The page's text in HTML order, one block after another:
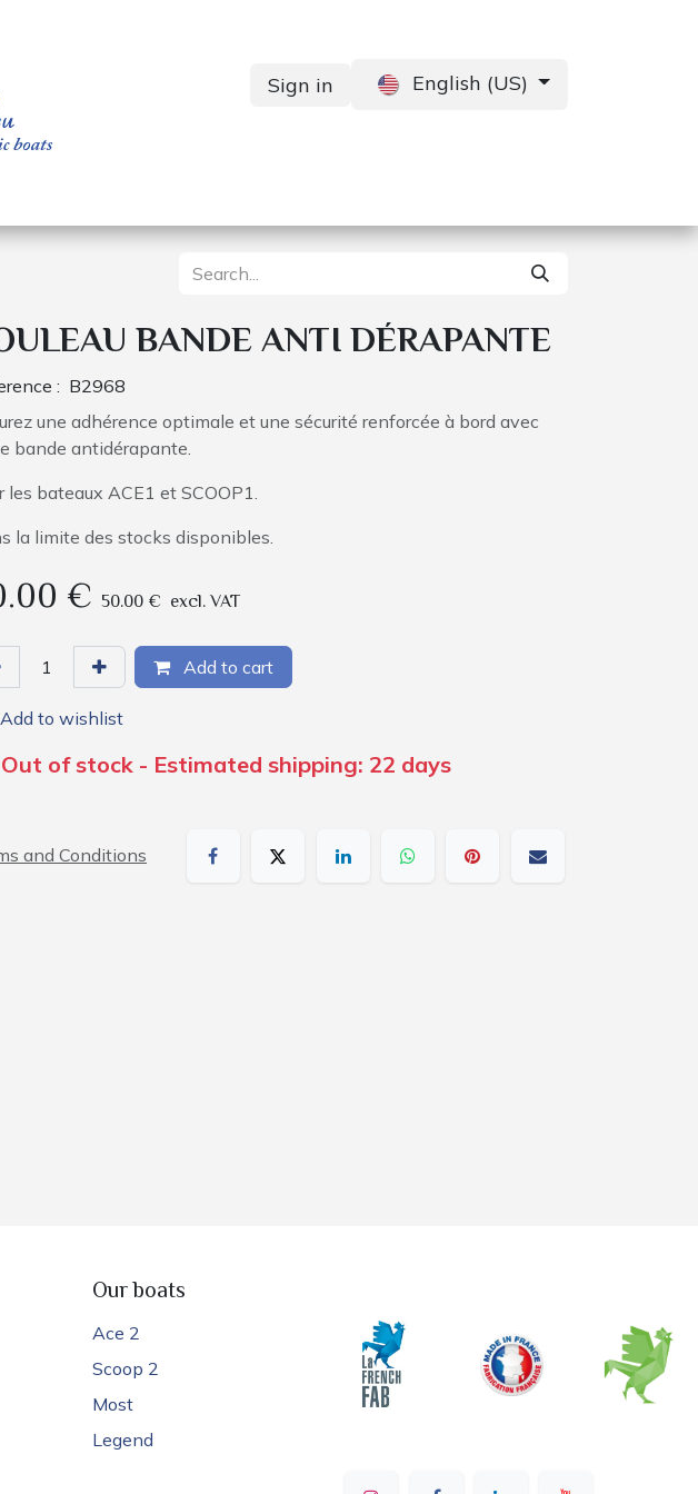
Sign in English (US)
BANDE ANTI DÉRAPANTE
: B2968
une adhérence optimale et une sécurité renforcée à bord avec
bande antidérapante.
les bateaux ACE1 et SCOOP1.
la limite des stocks disponibles.
€ 50.00 € excl. VAT
Add to cart
Add to wishlist
Out of stock - Estimated shipping: 22 days
and Conditions
Our boats
Ace 2
Scoop 2
Most
Legend